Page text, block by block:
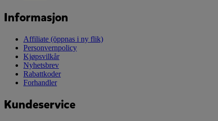
Informasjon
Affiliate (öppnas i ny flik)
Personvernpolicy
Kjøpsvilkår
Nyhetsbrev
Rabattkoder
Forhandler
Kundeservice